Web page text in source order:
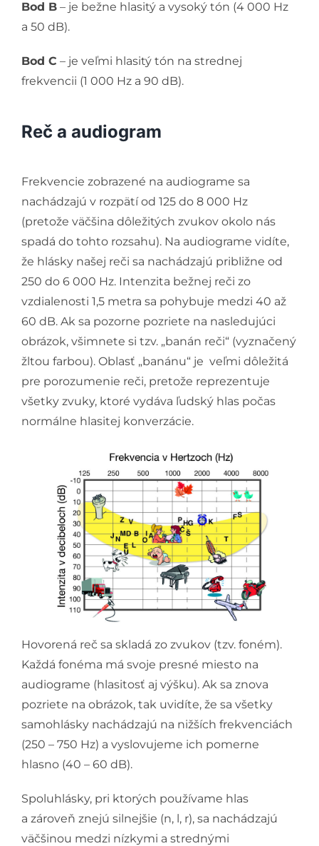
Bod B– je bežne hlasitý a vysoký tón (4 000 Hz
a 50 dB).
Bod C – je veľmi hlasitý tón na strednej
frekvencii (1 000 Hz a 90 dB).
Reč a audiogram
Frekvencie zobrazené na audiograme sa
nachádzajú v rozpätí od 125 do 8 000 Hz
(pretože väčšina dôležitých zvukov okolo nás
spadá do tohto rozsahu). Na audiograme vidíte,
že hlásky našej reči sa nachádzajú približne od
250 do 6 000 Hz. Intenzita bežnej reči zo
vzdialenosti 1,5 metra sa pohybuje medzi 40 až
60 dB. Ak sa pozorne pozriete na nasledujúci
obrázok, všimnete si tzv. „banán reči“ (vyznačený
žltou farbou). Oblasť „banánu“ je veľmi dôležitá
pre porozumenie reči, pretože reprezentuje
všetky zvuky, ktoré vydáva ľudský hlas počas
normálne hlasitej konverzácie.
Hovorená reč sa skladá zo zvukov (tzv. foném).
Každá fonéma má svoje presné miesto na
audiograme (hlasitosť aj výšku). Ak sa znova
pozriete na obrázok, tak uvidíte, že sa všetky
samohlásky nachádzajú na nižších frekvenciách
(250 – 750 Hz) a vyslovujeme ich pomerne
hlasno (40 – 60 dB).
Spoluhlásky, pri ktorých používame hlas
a zároveň znejú silnejšie (n, l, r), sa nachádzajú
väčšinou medzi nízkymi a strednými